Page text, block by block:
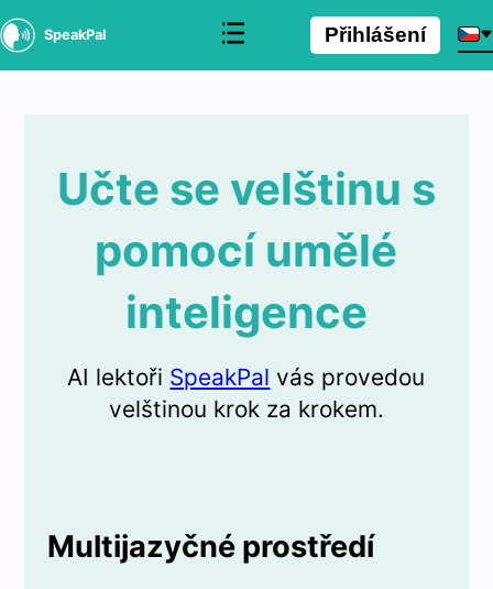
SpeakPal Přihlášení
Učte se velštinu s
pomocí umělé
inteligence
AI lektoři SpeakPal vás provedou
velštinou krok za krokem.
Multijazyčné prostředí